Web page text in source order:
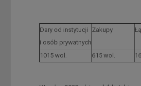
Dary od instytucji
i osób prywatnych
Zakupy
1015 wol. 615 wol.